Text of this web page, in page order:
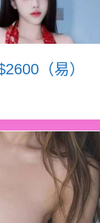
（易）